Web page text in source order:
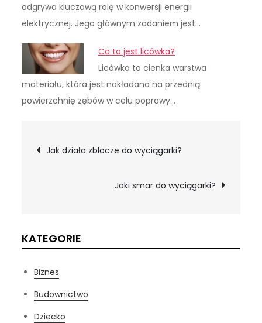
odgrywa kluczową rolę w konwersji energii
elektrycznej. Jego głównym zadaniem jest…
Co to jest licówka?
Licówka to cienka warstwa
materiału, która jest nakładana na przednią
powierzchnię zębów w celu poprawy…
Nawigacja
Jak działa zblocze do wyciągarki?
Jaki smar do wyciągarki?
KATEGORIE
Biznes
Budownictwo
Dziecko